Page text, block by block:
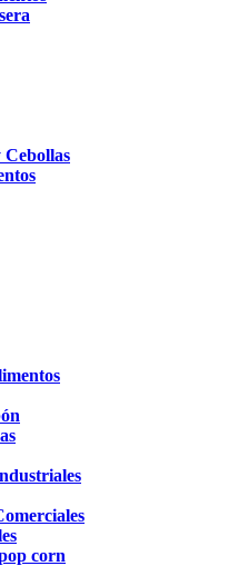
Cebollas
corn